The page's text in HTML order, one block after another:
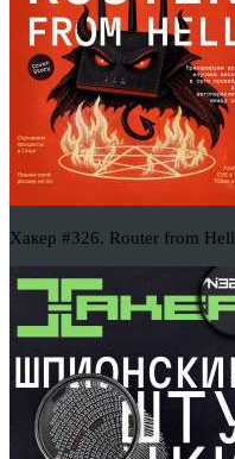
Хакер #326. Router from Hell